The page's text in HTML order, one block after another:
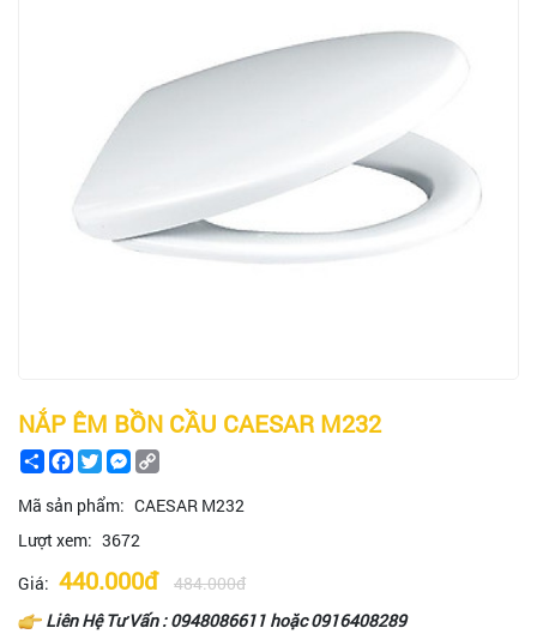
NẮP ÊM BỒN CẦU CAESAR M232
ShareFacebook
TwitterMessenger
Mã sản phẩm: CAESAR M232
Lượt xem: 3672
Giá: 440.000đ
484.000đ
Liên Hệ Tư Vấn :0948086611 hoặc0916408289